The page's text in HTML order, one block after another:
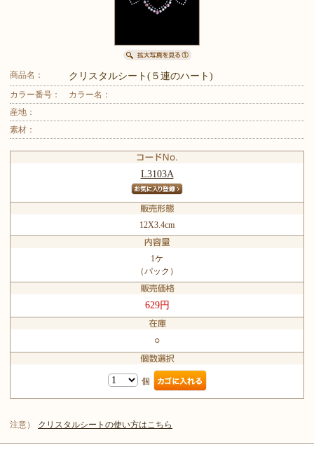
商品名： クリスタルシート(５連のハート)
カラー番号：
カラー名：
産地：
素材：
L3103A
12X3.4cm
1ケ
（パック）
629円
○
個
注意） クリスタルシートの使い方はこちら